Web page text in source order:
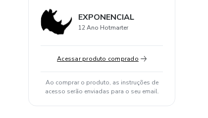
EXPONENCIAL
12 Ano Hotmarter
Acessar produto comprado
Ao comprar o produto, as instruções de
acesso serão enviadas para o seu email.